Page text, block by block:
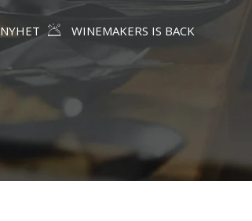
NYHET WINEMAKERS IS BACK